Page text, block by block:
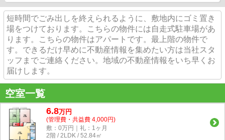
短時間でごみ出しを終えられるように、敷地内にゴミ置き
場をつけております。こちらの物件には自走式駐車場があ
ります。こちらの物件はアパートです。最上階の物件で
す。できるだけ早めに不動産情報を集めたい方は当社スタ
ッフまでご連絡ください。地域の不動産情報をいち早くお
届けします。
空室一覧
6.8万円
(管理費・共益費 4,000円)
敷：0万円｜礼：1ヶ月
2階 / 2LDK / 52.84㎡